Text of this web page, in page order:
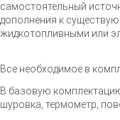
самостоятельный
дополнения к
жидкотопливными или
Все необходимое в
В базовую
шуровка, термометр,